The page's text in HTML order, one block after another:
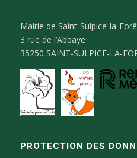
Mairie de Saint-Sulpice-la-
3 rue de l’Abbaye
35250 SAINT-SULPICE-LA-
PROTECTION DES